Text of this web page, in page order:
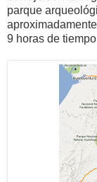
parque
aproximadamente
9 horas de